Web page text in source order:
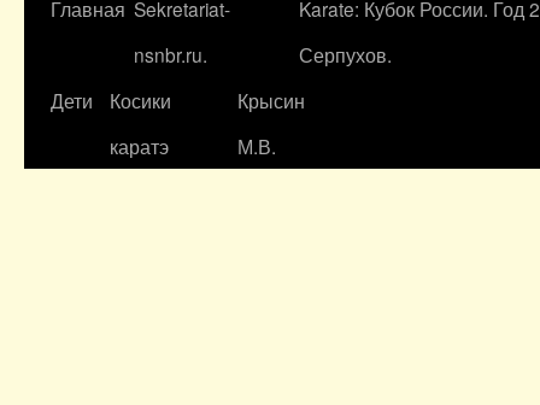
Главная Sekretariat-
nsnbr.ru.
Karate: Кубок России. Год
Серпухов.
Дети
Косики
каратэ
Крысин
М.В.